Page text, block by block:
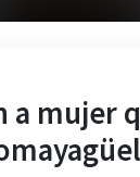
a mujer